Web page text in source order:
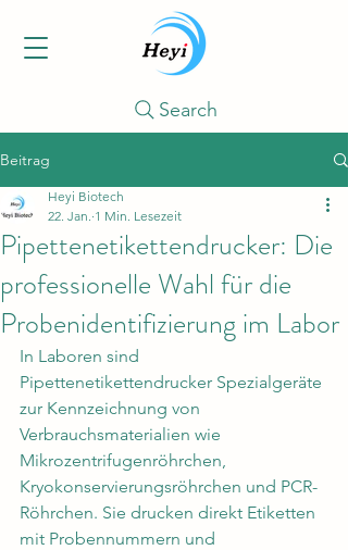
Search
Beitrag
Pipettenetikettendrucker: Die
professionelle Wahl für die
Probenidentifizierung im Labor
Heyi Biotech
22. Jan. 1 Min. Lesezeit
In Laboren sind
Pipettenetikettendrucker Spezialgeräte
zur Kennzeichnung von
Verbrauchsmaterialien wie
Mikrozentrifugenröhrchen,
Kryokonservierungsröhrchen und PCR-
Röhrchen. Sie drucken direkt Etiketten
mit Probennummern und